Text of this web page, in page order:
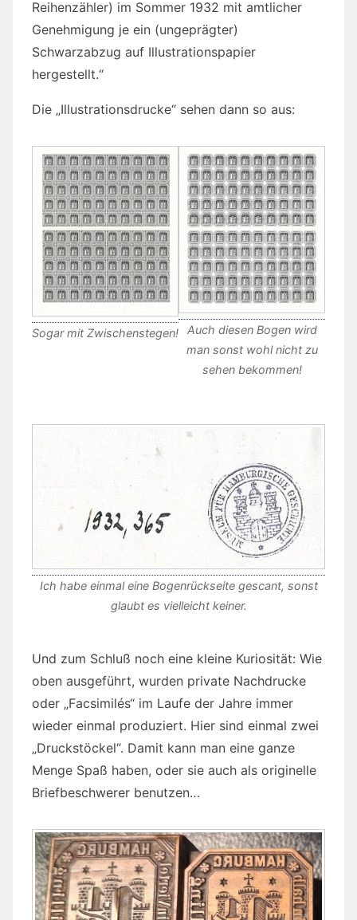
Reihenzähler) im Sommer 1932 mit amtlicher
Genehmigung je ein (ungeprägter)
Schwarzabzug auf Illustrationspapier
hergestellt.“
Die „Illustrationsdrucke“ sehen dann so aus:
Sogar mit Zwischenstegen!
Auch diesen Bogen wird
man sonst wohl nicht zu
sehen bekommen!
Ich habe einmal eine Bogenrückseite gescant, sonst
glaubt es vielleicht keiner.
Und zum Schluß noch eine kleine Kuriosität: Wie
oben ausgeführt, wurden private Nachdrucke
oder „Facsimilés“ im Laufe der Jahre immer
wieder einmal produziert. Hier sind einmal zwei
„Druckstöckel“. Damit kann man eine ganze
Menge Spaß haben, oder sie auch als originelle
Briefbeschwerer benutzen…